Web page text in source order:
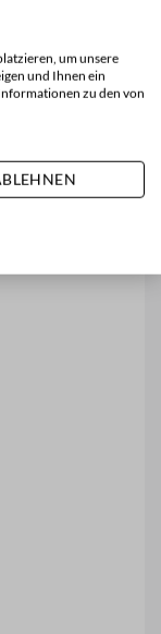
um unsere
und Ihnen ein
zu den von